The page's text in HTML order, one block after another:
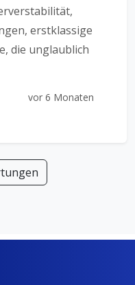
erstklassige
die unglaublich
vor 6 Monaten